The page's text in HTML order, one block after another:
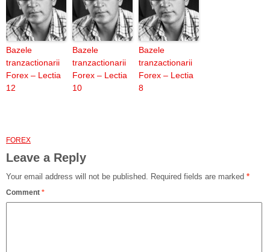
Bazele
tranzactionarii
Forex – Lectia
12
Bazele
tranzactionarii
Forex – Lectia
10
Bazele
tranzactionarii
Forex – Lectia
8
FOREX
Leave a Reply
Your email address will not be published. Required fields are marked *
Comment *